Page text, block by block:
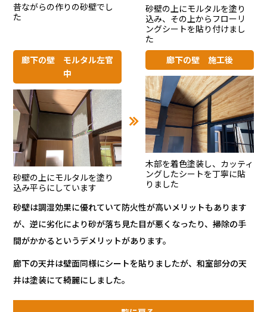
昔ながらの作りの砂壁でし
た
砂壁の上にモルタルを塗り
込み、その上からフローリ
ングシートを貼り付けまし
た
廊下の壁 モルタル左官
中
砂壁の上にモルタルを塗り
込み平らにしています
廊下の壁 施工後
木部を着色塗装し、カッティ
ングしたシートを丁寧に貼
りました
砂壁は調湿効果に優れていて防火性が高いメリットもあります
が、逆に劣化により砂が落ち見た目が悪くなったり、掃除の手
間がかかるというデメリットがあります。
廊下の天井は壁面同様にシートを貼りましたが、和室部分の天
井は塗装にて綺麗にしました。